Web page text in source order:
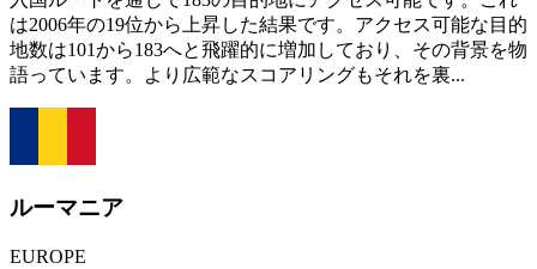
は2006年の19位から上昇した結果です。アクセス可能な目的
地数は101から183へと飛躍的に増加しており、その背景を物
語っています。より広範なスコアリングもそれを裏...
ルーマニア
EUROPE